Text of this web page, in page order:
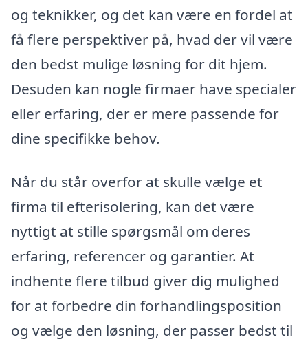
og teknikker, og det kan være en fordel at
få flere perspektiver på, hvad der vil være
den bedst mulige løsning for dit hjem.
Desuden kan nogle firmaer have specialer
eller erfaring, der er mere passende for
dine specifikke behov.
Når du står overfor at skulle vælge et
firma til efterisolering, kan det være
nyttigt at stille spørgsmål om deres
erfaring, referencer og garantier. At
indhente flere tilbud giver dig mulighed
for at forbedre din forhandlingsposition
og vælge den løsning, der passer bedst til